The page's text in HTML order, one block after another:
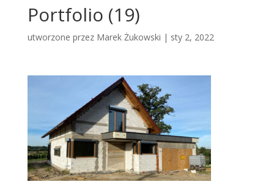
Portfolio (19)
utworzone przez Marek Żukowski | sty 2, 2022